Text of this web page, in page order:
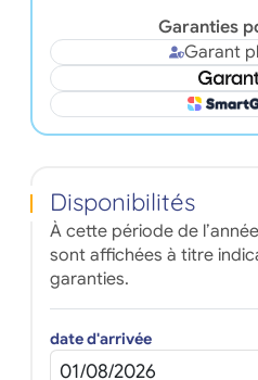
Garanties
Garant
Disponibilités
À cette période de
sont affichées à titre
garanties.
date d'arrivée